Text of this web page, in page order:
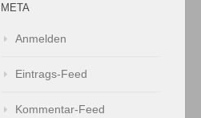
META
Anmelden
Eintrags-Feed
Kommentar-Feed